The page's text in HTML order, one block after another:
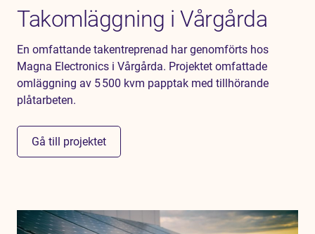
Takomläggning i Vårgårda
En omfattande takentreprenad har genomförts hos
Magna Electronics i Vårgårda. Projektet omfattade
omläggning av 5 500 kvm papptak med tillhörande
plåtarbeten.
Gå till projektet